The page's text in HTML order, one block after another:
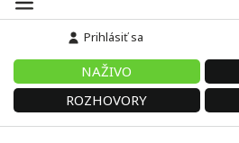
Prihlásiť sa
NAŽIVO
ROZHOVORY